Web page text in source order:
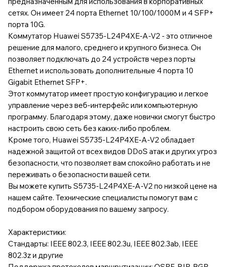
сетях. Он имеет 24 порта Ethernet 10/100/1000M и 4 SFP+
порта 10G.
Коммутатор Huawei S5735-L24P4XE-A-V2 - это отличное
решение для малого, среднего и крупного бизнеса. Он
позволяет подключать до 24 устройств через порты
Ethernet и использовать дополнительные 4 порта 10
Gigabit Ethernet SFP+.
Этот коммутатор имеет простую конфигурацию и легкое
управление через веб-интерфейс или компьютерную
программу. Благодаря этому, даже новички смогут быстро
настроить свою сеть без каких-либо проблем.
Кроме того, Huawei S5735-L24P4XE-A-V2 обладает
надежной защитой от всех видов DDoS атак и других угроз
безопасности, что позволяет вам спокойно работать и не
переживать о безопасности вашей сети.
Вы можете купить S5735-L24P4XE-A-V2 по низкой цене на
нашем сайте. Технические специалисты помогут вам с
подбором оборудования по вашему запросу.
Характеристики:
Стандарты: IEEE 802.3, IEEE 802.3u, IEEE 802.3ab, IEEE
802.3z и другие